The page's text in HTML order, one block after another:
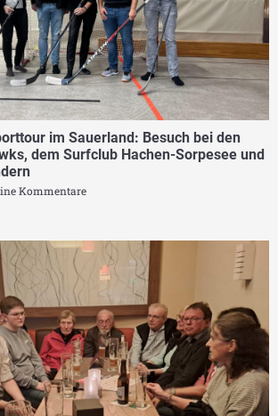
im Sauerland: Besuch bei den
dem Surfclub Hachen-Sorpesee und
Kommentare